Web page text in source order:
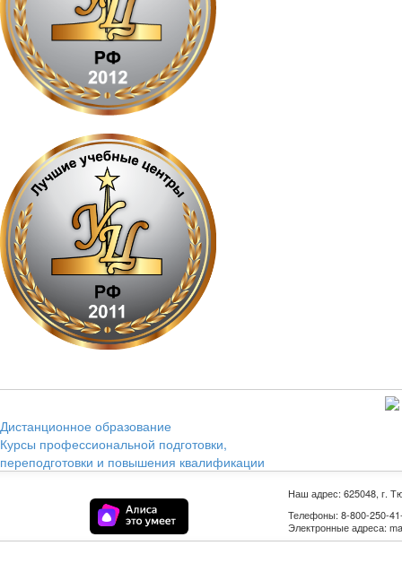
Дистанционное образование
Курсы профессиональной подготовки,
переподготовки и повышения квалификации
Наш адрес: 625048, г.
Телефоны: 8-800-250-
Электронные адреса: